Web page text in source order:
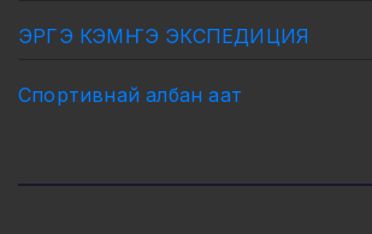
ЭРГЭ КЭМҤЭ ЭКСПЕДИЦИЯ
Спортивнай албан аат